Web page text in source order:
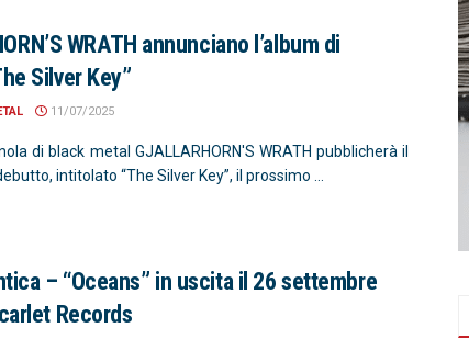
WRATH annunciano l’album di
Silver Key”
11/07/2025
di black metal GJALLARHORN'S WRATH pubblicherà il
intitolato “The Silver Key”, il prossimo ...
– “Oceans” in uscita il 26 settembre
Records